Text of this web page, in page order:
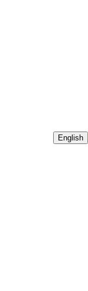
English